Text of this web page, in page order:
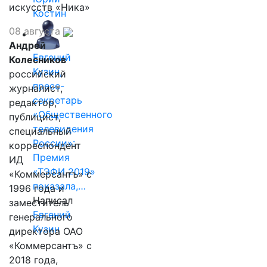
Костин
Евгений
Кузин,
пресс-
секретарь
«Общественного
телевидения
России»:
Премия
«ТЭФИ 2019»
показала,…
Написал
Евгений
Кузин
искусств «Ника»
08 августа
Андрей
Колесников
российский
журналист,
редактор,
публицист,
специальный
корреспондент
ИД
«Коммерсантъ» с
1996 года и
заместитель
генерального
директора ОАО
«Коммерсантъ» с
2018 года,